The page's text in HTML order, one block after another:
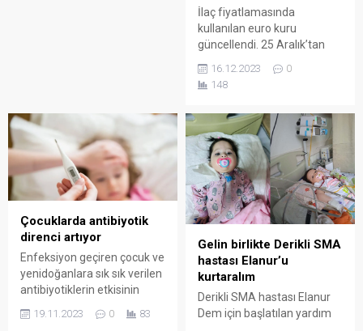
İlaç fiyatlamasında
kullanılan euro kuru
güncellendi. 25 Aralık’tan
kararla ilaç fiyatlarına yüzde
25 zam gelecek.
16.12.2023
0
148
Çocuklarda antibiyotik
direnci artıyor
Enfeksiyon geçiren çocuk ve
yenidoğanlara sık sık verilen
antibiyotiklerin etkisinin
giderek azaldığı belirlendi.
Peki çocuklarda antibiyotik
19.11.2023 0 83
Gelin birlikte Derikli SMA
hastası Elanur’u
kurtaralım
Derikli SMA hastası Elanur
Dem için başlatılan yardım